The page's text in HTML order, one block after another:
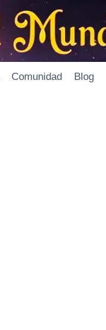
Comunidad Blog